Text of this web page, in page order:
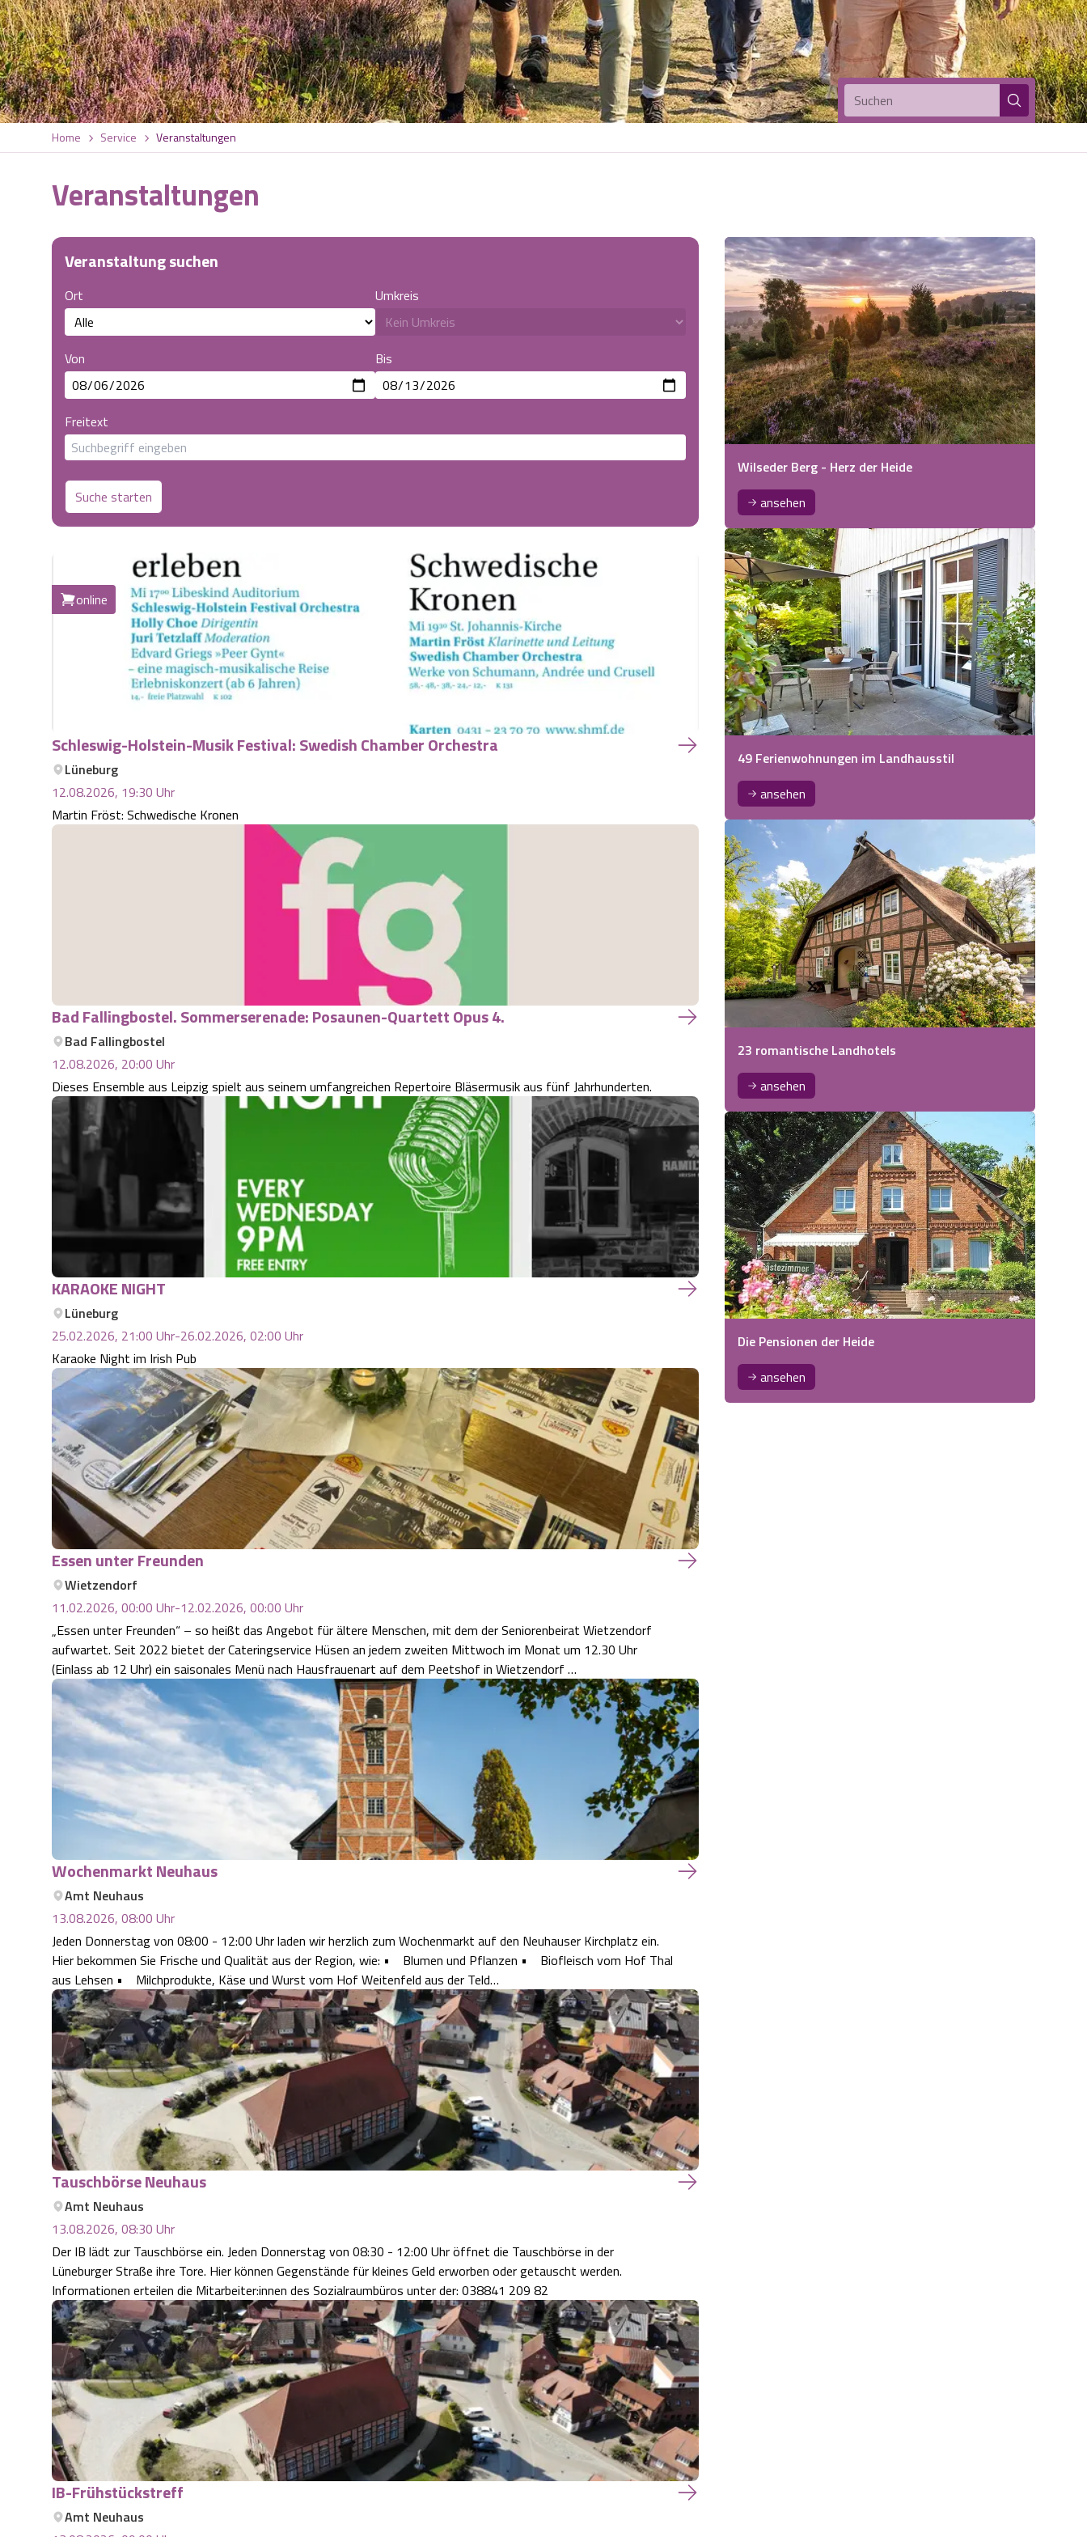
Suchen
Home Service Veranstaltungen
Veranstaltungen
Veranstaltung suchen
Ort Umkreis
Von Bis
Freitext
Suche starten
online
Schleswig-Holstein-Musik Festival: Swedish Chamber Orchestra
Lüneburg
12.08.2026, 19:30 Uhr
Martin Fröst: Schwedische Kronen
Bad Fallingbostel. Sommerserenade: Posaunen-Quartett Opus 4.
Bad Fallingbostel
12.08.2026, 20:00 Uhr
Dieses Ensemble aus Leipzig spielt aus seinem umfangreichen Repertoire Bläsermusik aus fünf Jahrhunderten.
KARAOKE NIGHT
Lüneburg
25.02.2026, 21:00 Uhr-26.02.2026, 02:00 Uhr
Karaoke Night im Irish Pub
Essen unter Freunden
Wietzendorf
11.02.2026, 00:00 Uhr-12.02.2026, 00:00 Uhr
„Essen unter Freunden“ – so heißt das Angebot für ältere Menschen, mit dem der Seniorenbeirat Wietzendorf
aufwartet. Seit 2022 bietet der Cateringservice Hüsen an jedem zweiten Mittwoch im Monat um 12.30 Uhr
(Einlass ab 12 Uhr) ein saisonales Menü nach Hausfrauenart auf dem Peetshof in Wietzendorf …
Wochenmarkt Neuhaus
Amt Neuhaus
13.08.2026, 08:00 Uhr
Jeden Donnerstag von 08:00 - 12:00 Uhr laden wir herzlich zum Wochenmarkt auf den Neuhauser Kirchplatz ein.
Hier bekommen Sie Frische und Qualität aus der Region, wie: • Blumen und Pflanzen • Biofleisch vom Hof Thal
aus Lehsen • Milchprodukte, Käse und Wurst vom Hof Weitenfeld aus der Teld…
Tauschbörse Neuhaus
Amt Neuhaus
13.08.2026, 08:30 Uhr
Der IB lädt zur Tauschbörse ein. Jeden Donnerstag von 08:30 - 12:00 Uhr öffnet die Tauschbörse in der
Lüneburger Straße ihre Tore. Hier können Gegenstände für kleines Geld erworben oder getauscht werden.
Informationen erteilen die Mitarbeiter:innen des Sozialraumbüros unter der: 038841 209 82
IB-Frühstückstreff
Amt Neuhaus
Wilseder Berg - Herz der Heide
ansehen
49 Ferienwohnungen im Landhausstil
ansehen
23 romantische Landhotels
ansehen
Die Pensionen der Heide
ansehen